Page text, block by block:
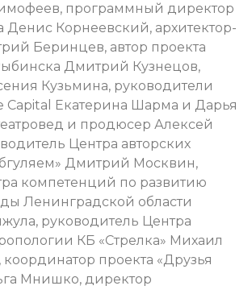
программный директор
Денис Корнеевский, архитектор-
Беринцев, автор проекта
Дмитрий Кузнецов,
Кузьмина, руководители
Capital Екатерина Шарма и Дарья
и продюсер Алексей
Центра авторских
Дмитрий Москвин,
компетенций по развитию
Ленинградской области
руководитель Центра
КБ «Стрелка» Михаил
проекта «Друзья
Мнишко, директор